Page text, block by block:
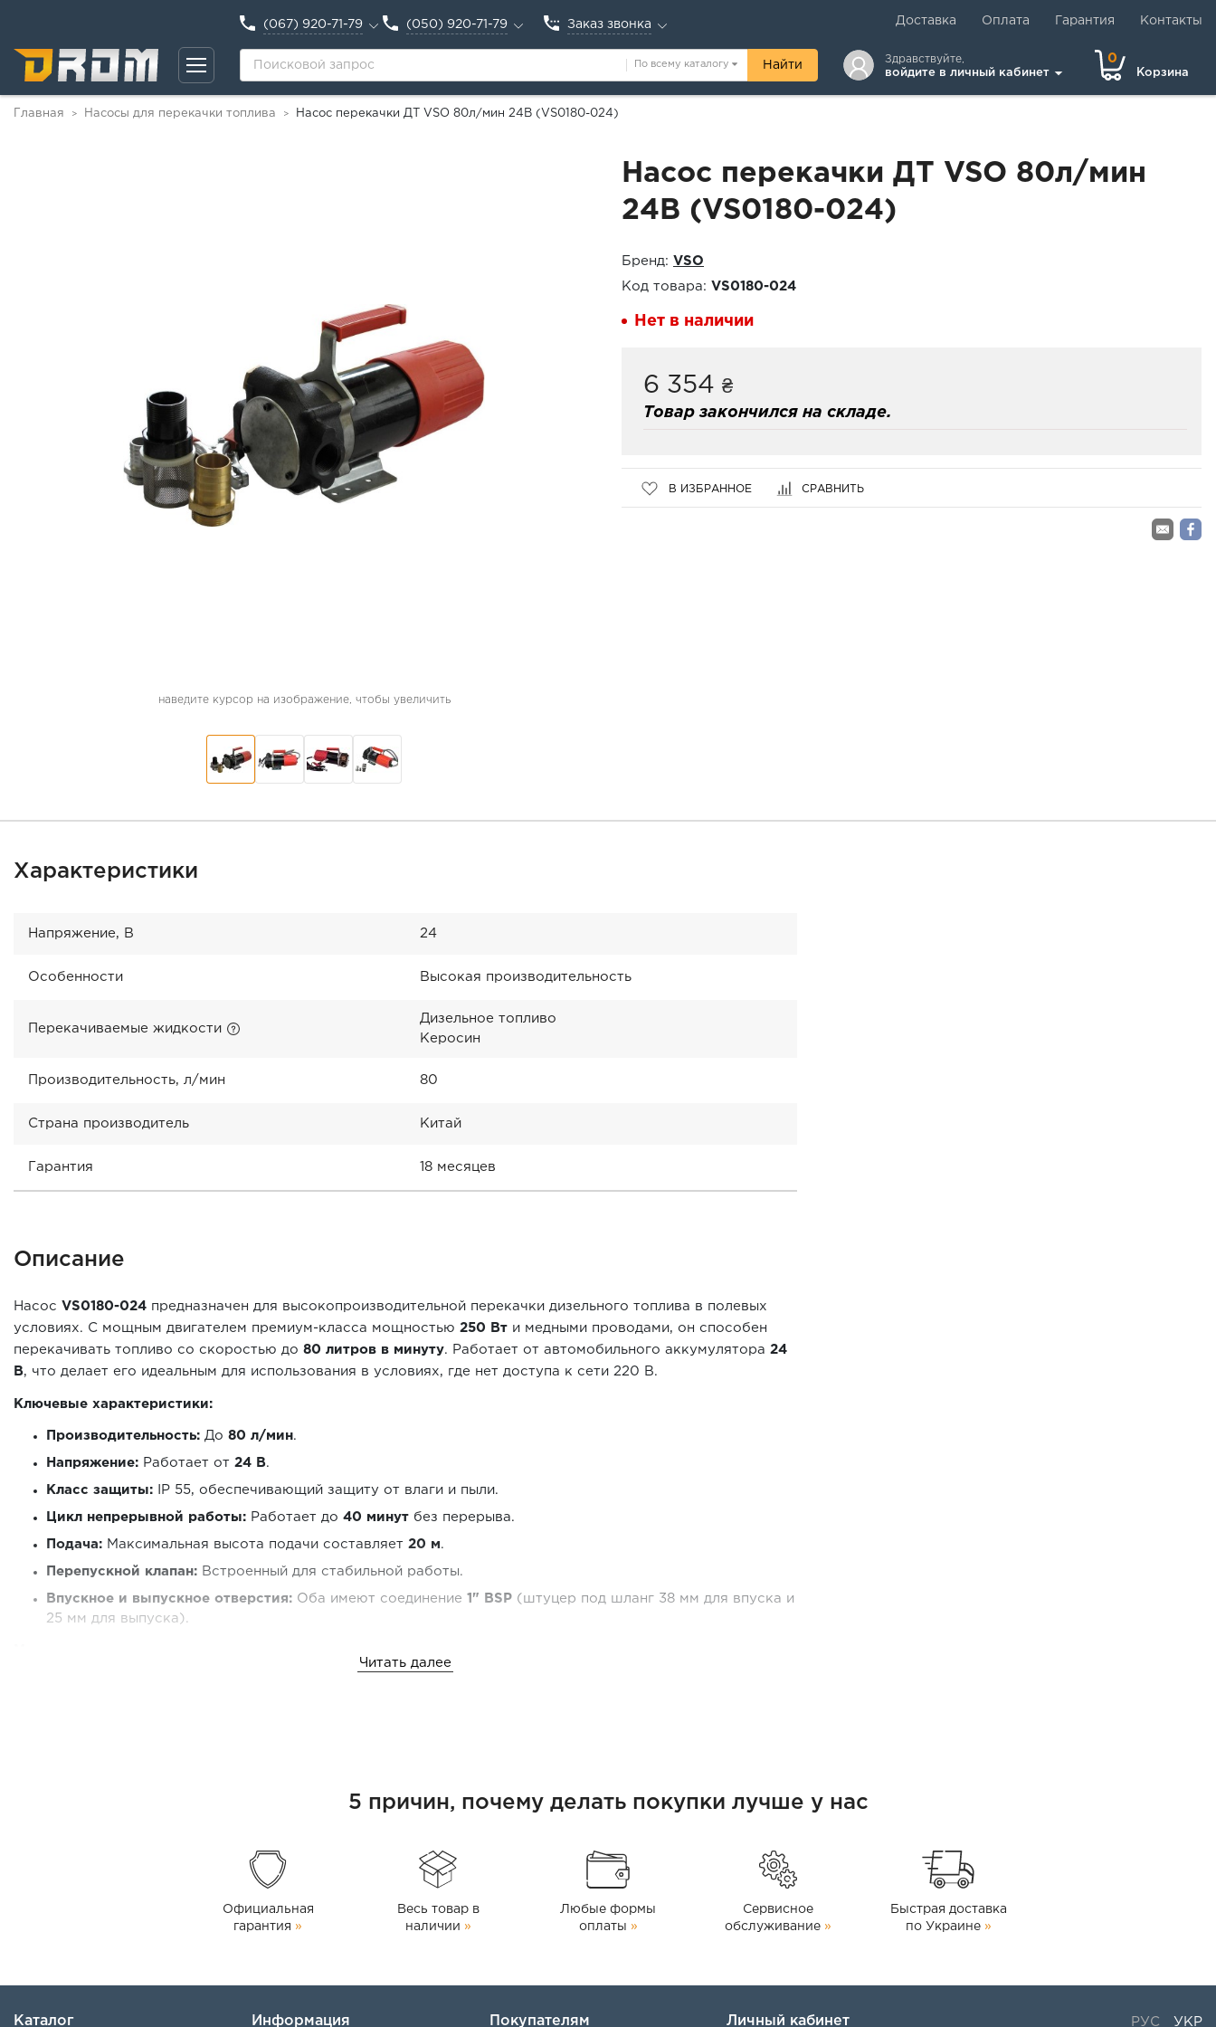
(067) 920-71-79 (050) 920-71-79 Заказ звонка Доставка Оплата Гарантия Контакты
0
Корзина
Здравствуйте,
войдите в личный кабинет
По всему каталогу Найти
Главная > Насосы для перекачки топлива > Насос перекачки ДТ VSO 80л/мин 24В (VS0180-024)
наведите курсор на изображение, чтобы увеличить
Насос перекачки ДТ VSO 80л/мин
24В (VS0180-024)
Бренд: VSO
Код товара: VS0180-024
Нет в наличии
6 354 ₴
Товар закончился на складе.
В ИЗБРАННОЕ СРАВНИТЬ
Характеристики
Напряжение, В 24
Особенности Высокая производительность
Перекачиваемые жидкости
Дизельное топливо
Керосин
Производительность, л/мин 80
Страна производитель Китай
Гарантия 18 месяцев
Описание
Насос VS0180-024 предназначен для высокопроизводительной перекачки дизельного топлива в полевых
условиях. С мощным двигателем премиум-класса мощностью 250 Вт и медными проводами, он способен
перекачивать топливо со скоростью до 80 литров в минуту. Работает от автомобильного аккумулятора 24
В, что делает его идеальным для использования в условиях, где нет доступа к сети 220 В.
Ключевые характеристики:
Производительность: До 80 л/мин.
Напряжение: Работает от 24 В.
Класс защиты: IP 55, обеспечивающий защиту от влаги и пыли.
Цикл непрерывной работы: Работает до 40 минут без перерыва.
Подача: Максимальная высота подачи составляет 20 м.
Перепускной клапан: Встроенный для стабильной работы.
Впускное и выпускное отверстия: Оба имеют соединение 1" BSP (штуцер под шланг 38 мм для впуска и
25 мм для выпуска).
подходит для использования с бензином, газом, алкоголем и водой. Он широко используется в
транспортных средствах, лодках, в сельском хозяйстве и машиностроении, а также при заполнении и
Читать далее
5 причин, почему делать покупки лучше у нас
Официальная
гарантия »
Весь товар в
наличии »
Любые формы
оплаты »
Сервисное
обслуживание »
Быстрая доставка
по Украине »
Каталог Информация Покупателям Личный кабинет РУС УКР